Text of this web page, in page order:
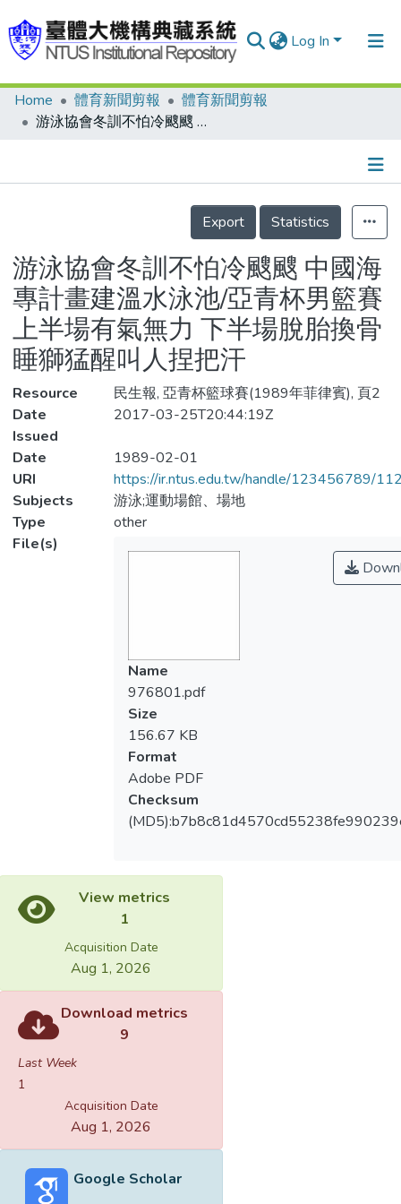
Log In
Communities & Collections
Statistics
Home 體育新聞剪報
體育新聞剪報
游泳協會冬訓不怕冷颼颼 中國海專計畫建溫水泳池/亞青杯男籃賽 上半場有氣無力 下半場脫胎換骨 睡獅猛醒叫人捏把汗
Details
Export
Statistics
游泳協會冬訓不怕冷颼颼 中國海
專計畫建溫水泳池/亞青杯男籃賽
上半場有氣無力 下半場脫胎換骨
睡獅猛醒叫人捏把汗
Resource
民生報, 亞青杯籃球賽(1989年菲律賓), 頁2
Date
Issued
2017-03-25T20:44:19Z
Date
1989-02-01
URI
https://ir.ntus.edu.tw/handle/123456789/
Subjects
游泳;運動場館、場地
Type
other
File(s)
Name
976801.pdf
Size
156.67 KB
Format
Adobe PDF
Checksum
View metrics
1
Acquisition Date
Aug 1, 2026
Download metrics
9
Last Week
1
Acquisition Date
Aug 1, 2026
Google Scholar